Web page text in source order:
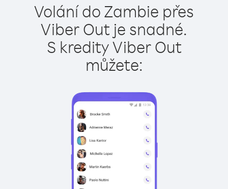
Volání do Zambie přes
Viber Out je snadné.
S kredity Viber Out
můžete: